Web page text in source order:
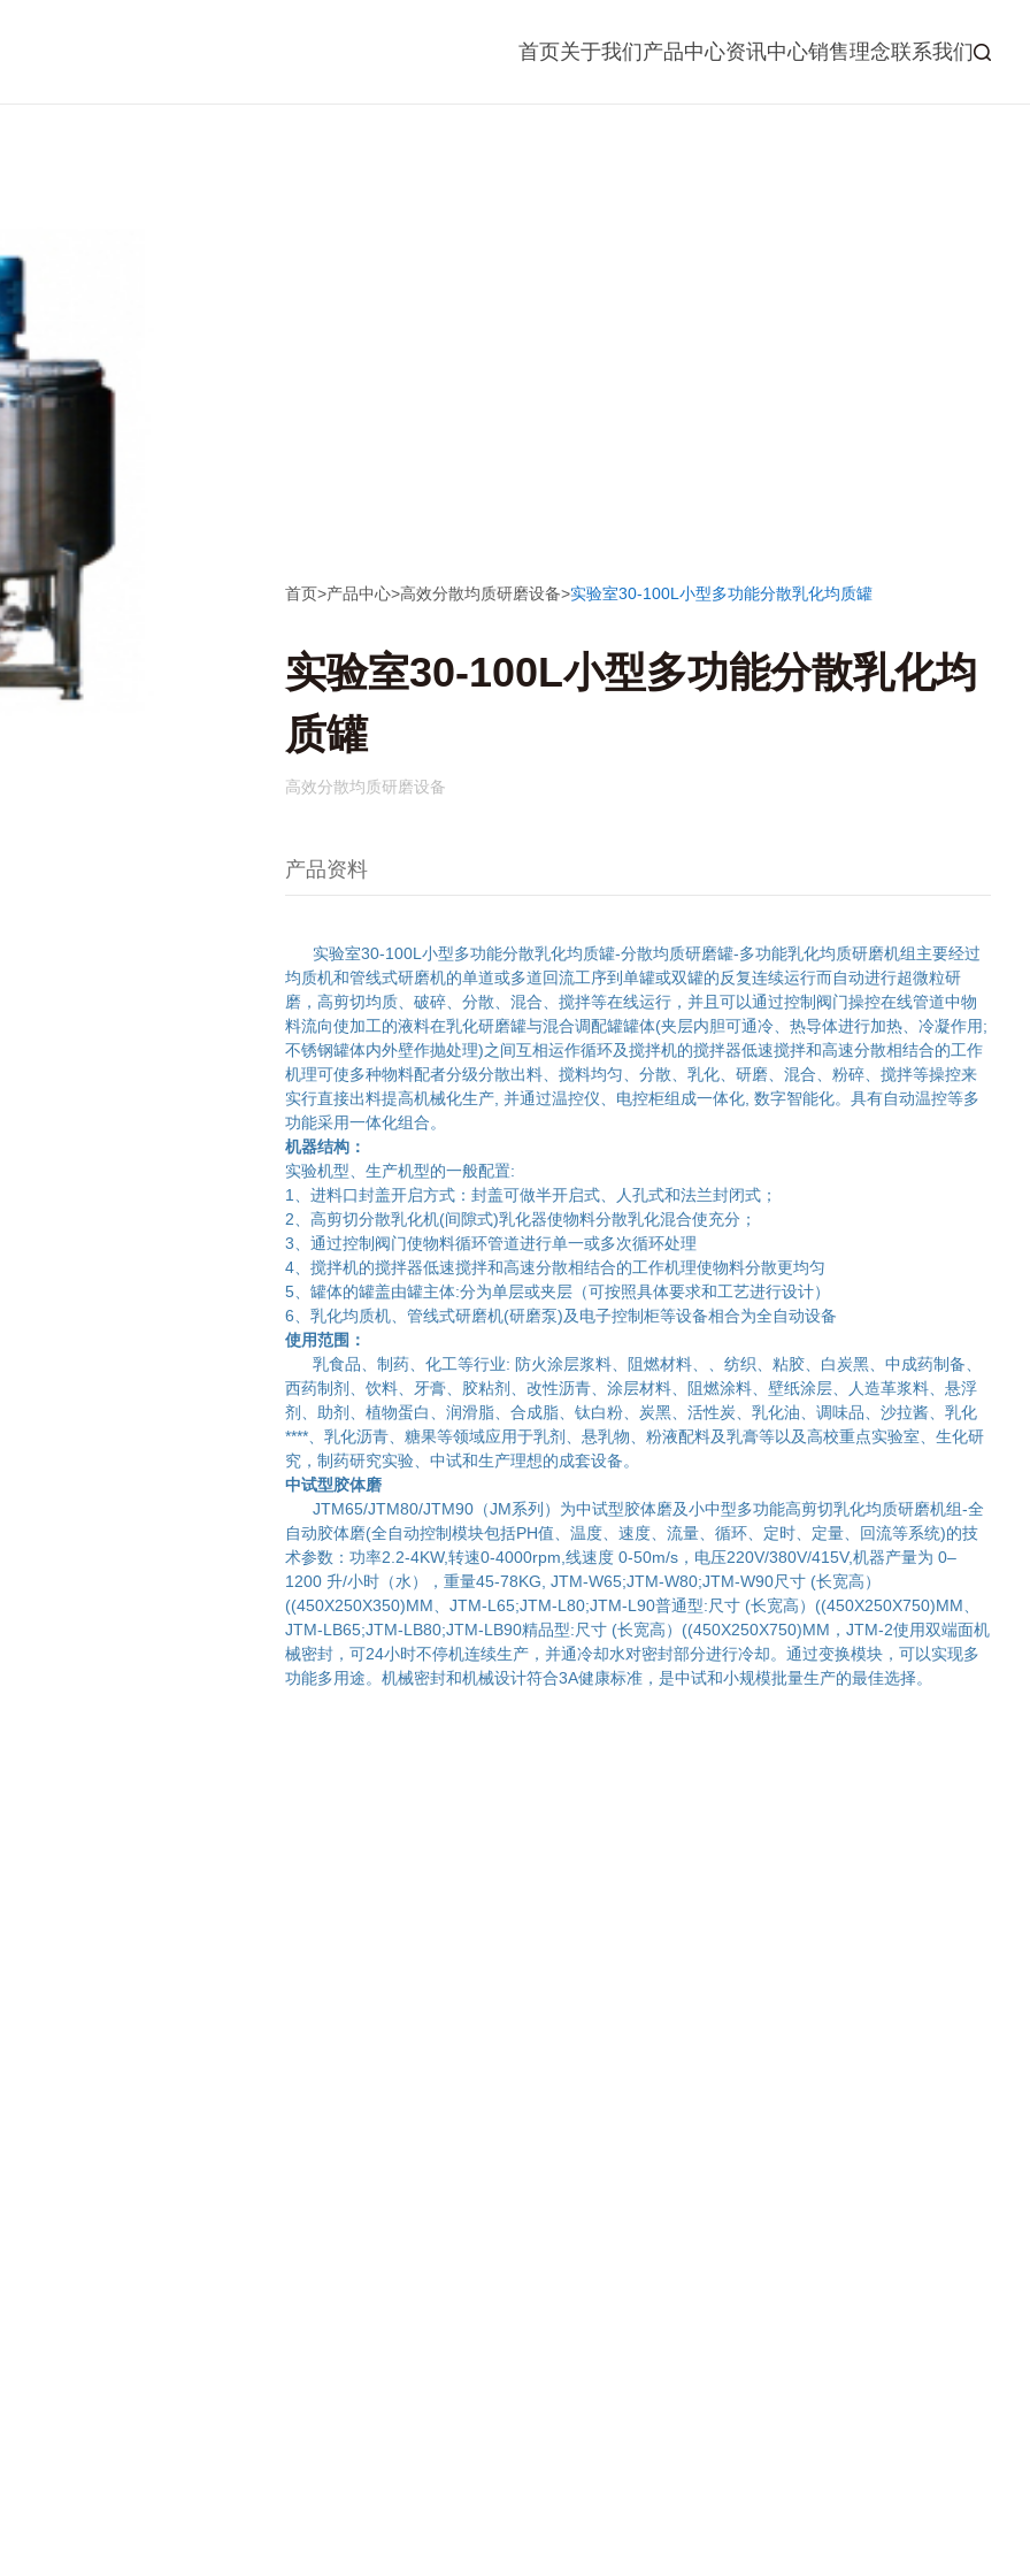
首页关于我们产品中心资讯中心销售理念联系我们
首页>产品中心>高效分散均质研磨设备>实验室30-100L小型多功能分散乳化均质罐
实验室30-100L小型多功能分散乳化均
质罐
高效分散均质研磨设备
产品资料
实验室30-100L小型多功能分散乳化均质罐-分散均质研磨罐-多功能乳化均质研磨机组主要经过
均质机和管线式研磨机的单道或多道回流工序到单罐或双罐的反复连续运行而自动进行超微粒研
磨，高剪切均质、破碎、分散、混合、搅拌等在线运行，并且可以通过控制阀门操控在线管道中物
料流向使加工的液料在乳化研磨罐与混合调配罐罐体(夹层内胆可通冷、热导体进行加热、冷凝作用;
不锈钢罐体内外壁作抛处理)之间互相运作循环及搅拌机的搅拌器低速搅拌和高速分散相结合的工作
机理可使多种物料配者分级分散出料、搅料均匀、分散、乳化、研磨、混合、粉碎、搅拌等操控来
实行直接出料提高机械化生产, 并通过温控仪、电控柜组成一体化, 数字智能化。具有自动温控等多
功能采用一体化组合。
机器结构：
实验机型、生产机型的一般配置:
1、进料口封盖开启方式：封盖可做半开启式、人孔式和法兰封闭式；
2、高剪切分散乳化机(间隙式)乳化器使物料分散乳化混合使充分；
3、通过控制阀门使物料循环管道进行单一或多次循环处理
4、搅拌机的搅拌器低速搅拌和高速分散相结合的工作机理使物料分散更均匀
5、罐体的罐盖由罐主体:分为单层或夹层（可按照具体要求和工艺进行设计）
6、乳化均质机、管线式研磨机(研磨泵)及电子控制柜等设备相合为全自动设备
使用范围：
乳食品、制药、化工等行业: 防火涂层浆料、阻燃材料、、纺织、粘胶、白炭黑、中成药制备、
西药制剂、饮料、牙膏、胶粘剂、改性沥青、涂层材料、阻燃涂料、壁纸涂层、人造革浆料、悬浮
剂、助剂、植物蛋白、润滑脂、合成脂、钛白粉、炭黑、活性炭、乳化油、调味品、沙拉酱、乳化
****、乳化沥青、糖果等领域应用于乳剂、悬乳物、粉液配料及乳膏等以及高校重点实验室、生化研
究，制药研究实验、中试和生产理想的成套设备。
中试型胶体磨
JTM65/JTM80/JTM90（JM系列）为中试型胶体磨及小中型多功能高剪切乳化均质研磨机组-全
自动胶体磨(全自动控制模块包括PH值、温度、速度、流量、循环、定时、定量、回流等系统)的技
术参数：功率2.2-4KW,转速0-4000rpm,线速度 0-50m/s，电压220V/380V/415V,机器产量为 0–
1200 升/小时（水），重量45-78KG, JTM-W65;JTM-W80;JTM-W90尺寸 (长宽高）
((450X250X350)MM、JTM-L65;JTM-L80;JTM-L90普通型:尺寸 (长宽高）((450X250X750)MM、
JTM-LB65;JTM-LB80;JTM-LB90精品型:尺寸 (长宽高）((450X250X750)MM，JTM-2使用双端面机
械密封，可24小时不停机连续生产，并通冷却水对密封部分进行冷却。通过变换模块，可以实现多
功能多用途。机械密封和机械设计符合3A健康标准，是中试和小规模批量生产的最佳选择。